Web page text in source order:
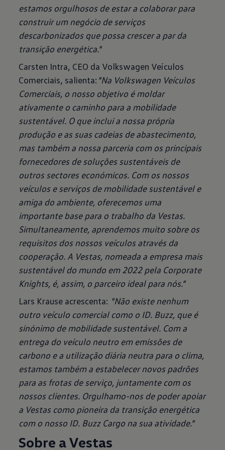
estamos orgulhosos de estar a colaborar para
construir um negócio de serviços
descarbonizados que possa crescer a par da
transição energética."
Carsten Intra, CEO da Volkswagen Veículos
Comerciais, salienta: "Na Volkswagen Veículos
Comerciais, o nosso objetivo é moldar
ativamente o caminho para a mobilidade
sustentável. O que inclui a nossa própria
produção e as suas cadeias de abastecimento,
mas também a nossa parceria com os principais
fornecedores de soluções sustentáveis de
outros sectores económicos. Com os nossos
veículos e serviços de mobilidade sustentável e
amiga do ambiente, oferecemos uma
importante base para o trabalho da Vestas.
Simultaneamente, aprendemos muito sobre os
requisitos dos nossos veículos através da
cooperação. A Vestas, nomeada a empresa mais
sustentável do mundo em 2022 pela Corporate
Knights, é, assim, o parceiro ideal para nós."
Lars Krause acrescenta: "Não existe nenhum
outro veículo comercial como o ID. Buzz, que é
sinónimo de mobilidade sustentável. Com a
entrega do veículo neutro em emissões de
carbono e a utilização diária neutra para o clima,
estamos também a estabelecer novos padrões
para as frotas de serviço, juntamente com os
nossos clientes. Orgulhamo-nos de poder apoiar
a Vestas como pioneira da transição energética
com o nosso ID. Buzz Cargo na sua atividade."
Sobre a Vestas